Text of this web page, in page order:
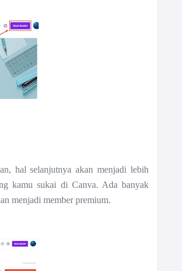
hal selanjutnya akan menjadi lebih
kamu sukai di Canva. Ada banyak
menjadi member premium.